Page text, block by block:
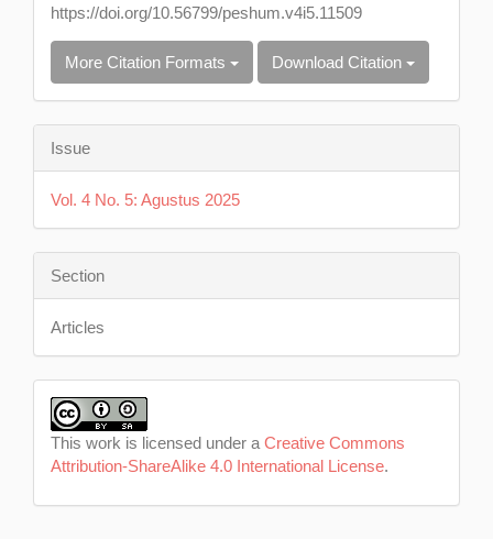
https://doi.org/10.56799/peshum.v4i5.11509
More Citation Formats Download Citation
Issue
Vol. 4 No. 5: Agustus 2025
Section
Articles
This work is licensed under a Creative Commons
Attribution-ShareAlike 4.0 International License.